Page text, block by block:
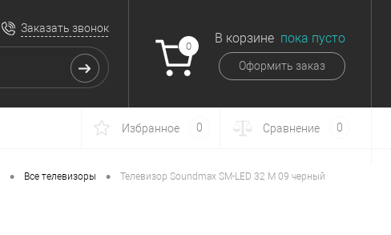
Заказать звонок
0
В корзине пока пусто
Оформить заказ
Избранное 0 Сравнение 0
• Все телевизоры • Телевизор Soundmax SM-LED 32 M 09 черный